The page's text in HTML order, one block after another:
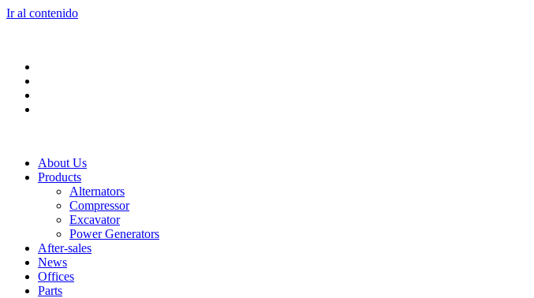
Ir al contenido
About Us
Products
Alternators
Compressor
Excavator
Power Generators
After-sales
News
Offices
Parts